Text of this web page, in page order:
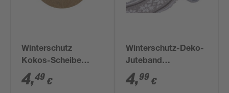
Winterschutz
Kokos-Scheibe
'Classic' 100 %
Cocos Ø 37 cm
4,49 €
Winterschutz-Deko-
Juteband
'Norweger-Design'
grau-weiß 6 x 300
4,99 €